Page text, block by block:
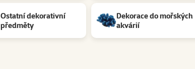
Ostatní dekorativní
předměty
Dekorace do mořských
akvárií